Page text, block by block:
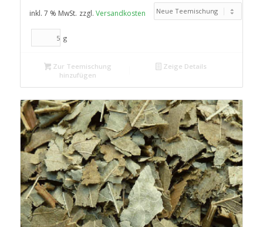
inkl. 7 % MwSt. zzgl. Versandkosten
g
Zur Teemischung
hinzufügen
Zeige Details